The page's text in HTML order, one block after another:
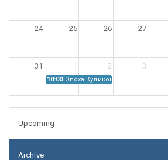
24 25 26 27
31 1 2 3
10:00 Эпоха Куликовской битвы:
Upcoming
Archive